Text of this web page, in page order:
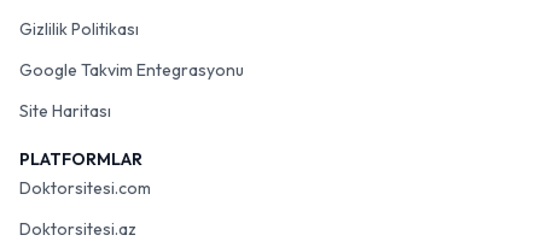
Gizlilik Politikası
Google Takvim Entegrasyonu
Site Haritası
PLATFORMLAR
Doktorsitesi.com
Doktorsitesi.az